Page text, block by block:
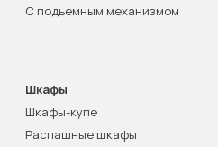
С подъемным механизмом
Шкафы
Шкафы-купе
Распашные шкафы